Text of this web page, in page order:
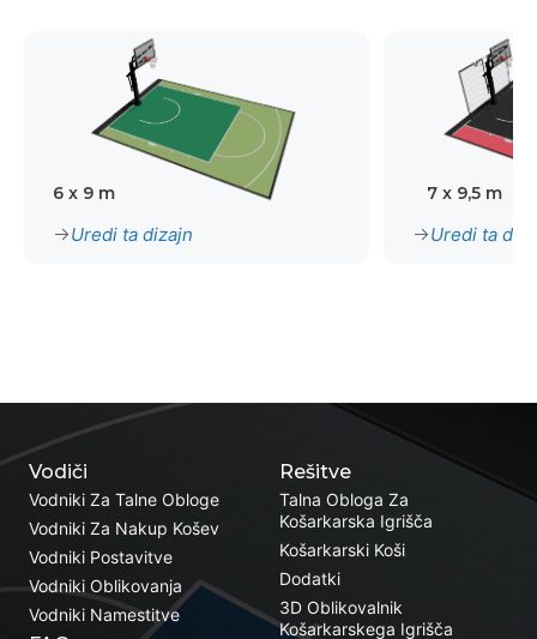
6 x 9 m
Uredi ta dizajn
7 x 9,5 m
Uredi ta
Rešitve
Talna Obloga Za
Košarkarska Igrišča
Košarkarski Koši
Dodatki
3D Oblikovalnik
Košarkarskega Igrišča
Vodiči
Vodniki Za Talne Obloge
Vodniki Za Nakup Košev
Vodniki Postavitve
Vodniki Oblikovanja
Vodniki Namestitve